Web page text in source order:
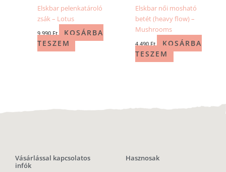
Elskbar pelenkatároló
zsák – Lotus
9 990 Ft
KOSÁRBA
TESZEM
Elskbar női mosható
betét (heavy flow) –
Mushrooms
4 490 Ft
KOSÁRBA
TESZEM
Vásárlással kapcsolatos
infók
Hasznosak